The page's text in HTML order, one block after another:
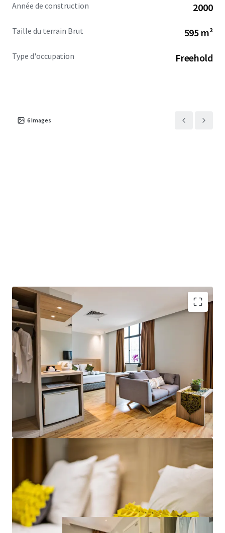
Année de construction 2000
Taille du terrain Brut 595 m²
Type d'occupation Freehold
6Images
Excellent accessibility: PWTC LRT Station, Chow Kit
Monorail Station & Putra KTM Commuter Station
Close proximity to shopping mall Sunway Putra Mall,
PWTC, hospitals & Chow Kit shopping district
Built-up area: 51,200 sf, Land area: 6,400 sf
Completed & operational in 1996
26 carpark bays
Hotel facilities include coffee house, lounge &
conference facilities